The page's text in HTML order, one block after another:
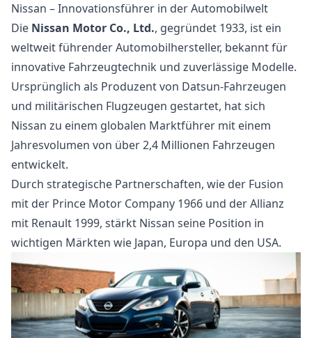
Nissan – Innovationsführer in der Automobilwelt
Die Nissan Motor Co., Ltd., gegründet 1933, ist ein
weltweit führender Automobilhersteller, bekannt für
innovative Fahrzeugtechnik und zuverlässige Modelle.
Ursprünglich als Produzent von Datsun-Fahrzeugen
und militärischen Flugzeugen gestartet, hat sich
Nissan zu einem globalen Marktführer mit einem
Jahresvolumen von über 2,4 Millionen Fahrzeugen
entwickelt.
Durch strategische Partnerschaften, wie der Fusion
mit der Prince Motor Company 1966 und der Allianz
mit Renault 1999, stärkt Nissan seine Position in
wichtigen Märkten wie Japan, Europa und den USA.